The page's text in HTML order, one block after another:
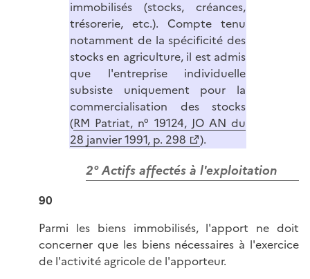
immobilisés (stocks, créances,
trésorerie, etc.). Compte tenu
notamment de la spécificité des
stocks en agriculture, il est admis
que l'entreprise individuelle
subsiste uniquement pour la
commercialisation des stocks
(RM Patriat, n° 19124, JO AN du
28 janvier 1991, p. 298
).
2° Actifs affectés à l'exploitation
90
Parmi les biens immobilisés, l'apport ne doit
concerner que les biens nécessaires à l'exercice
de l'activité agricole de l'apporteur.